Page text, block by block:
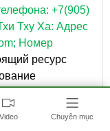
+7(905)
Тху Ха: Адрес
Номер
ресурс
В конце
Video Chuyên mục